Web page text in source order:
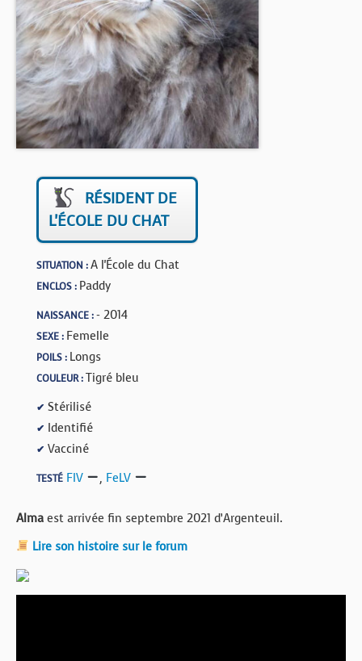
BOUTIQUE
FORUM
RÉSIDENT DE
L'ÉCOLE DU CHAT
SITUATION :A l'École du Chat
ENCLOS : Paddy
NAISSANCE :- 2014
SEXE : Femelle
POILS : Longs
COULEUR :Tigré bleu
✔ Stérilisé
✔ Identifié
✔ Vacciné
TESTÉ FIV , FeLV
Alma est arrivée fin septembre 2021 d’Argenteuil.
Lire son histoire sur le forum